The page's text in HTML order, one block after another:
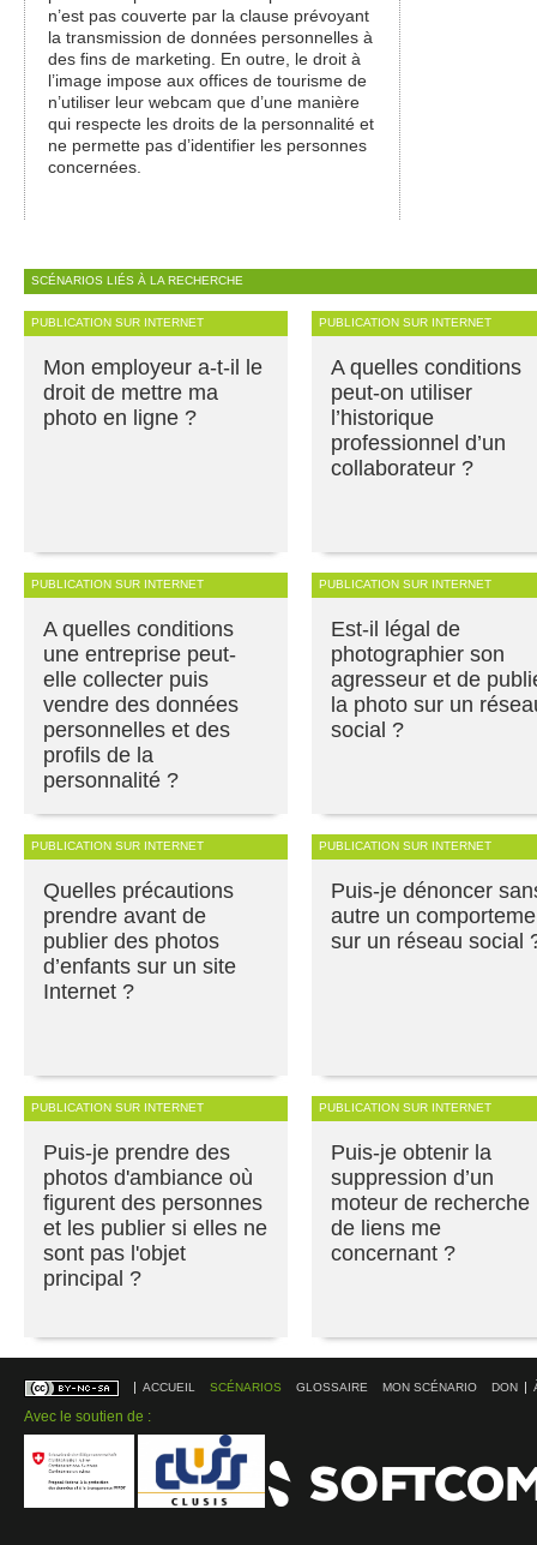
n’est pas couverte par la clause prévoyant
la transmission de données personnelles à
des fins de marketing. En outre, le droit à
l’image impose aux offices de tourisme de
n’utiliser leur webcam que d’une manière
qui respecte les droits de la personnalité et
ne permette pas d’identifier les personnes
concernées.
SCÉNARIOS LIÉS À LA RECHERCHE
PUBLICATION SUR INTERNET
Mon employeur a-t-il le
droit de mettre ma
photo en ligne ?
PUBLICATION SUR INTERNET
A quelles conditions
peut-on utiliser
l’historique
professionnel d’un
collaborateur ?
PUBLICATION SUR INTERNET
A quelles conditions
une entreprise peut-
elle collecter puis
vendre des données
personnelles et des
profils de la
personnalité ?
PUBLICATION SUR INTERNET
Est-il légal de
photographier son
agresseur et de
la photo sur un
social ?
PUBLICATION SUR INTERNET
Quelles précautions
prendre avant de
publier des photos
d’enfants sur un site
Internet ?
PUBLICATION SUR INTERNET
Puis-je dénoncer
autre un
sur un réseau social
PUBLICATION SUR INTERNET
Puis-je prendre des
photos d'ambiance où
figurent des personnes
et les publier si elles ne
sont pas l'objet
principal ?
PUBLICATION SUR INTERNET
Puis-je obtenir la
suppression d’un
moteur de recherche
de liens me
concernant ?
ACCUEIL SCÉNARIOS GLOSSAIRE MON SCÉNARIO DON
Avec le soutien de :